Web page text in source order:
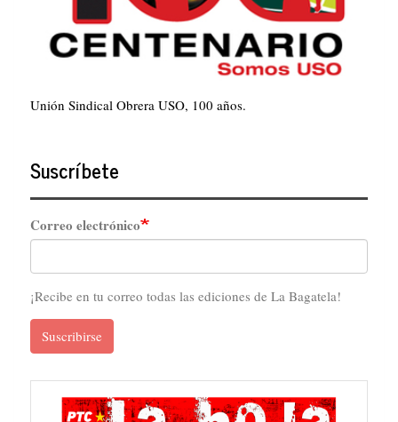
Unión Sindical Obrera USO, 100 años.
Suscríbete
Correo electrónico
¡Recibe en tu correo todas las ediciones de La Bagatela!
Suscribirse